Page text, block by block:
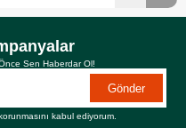
Sen Haberdar Ol!
Gönder
kabul ediyorum.